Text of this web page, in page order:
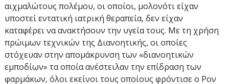
αιχμαλώτους πολέμου, οι οποίοι, μολονότι είχαν
υποστεί εντατική ιατρική θεραπεία, δεν είχαν
καταφέρει να ανακτήσουν την υγεία τους. Με τη χρήση
πρώιμων τεχνικών της Διανοητικής, οι οποίες
στόχευαν στην απομάκρυνση των «διανοητικών
εμποδίων» τα οποία ανέστειλαν την επίδραση των
φαρμάκων, όλοι εκείνοι τους οποίους φρόντισε ο Ρον